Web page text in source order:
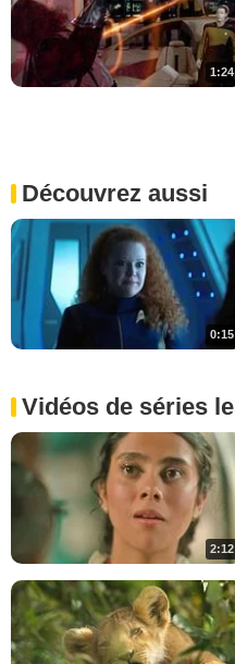
1:24
Découvrez aussi
0:15
Vidéos de séries
2:12